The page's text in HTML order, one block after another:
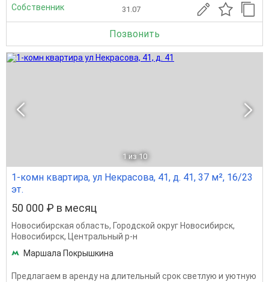
Собственник 31.07
Позвонить
1 из 10
1-комн квартира, ул Некрасова, 41, д. 41, 37 м², 16/23
эт.
50 000 ₽ в месяц
Новосибирская область, Городской округ Новосибирск,
Новосибирск,
Центральный р-н
Маршала Покрышкина
Предлагаем в аренду на длительный срок светлую и уютную